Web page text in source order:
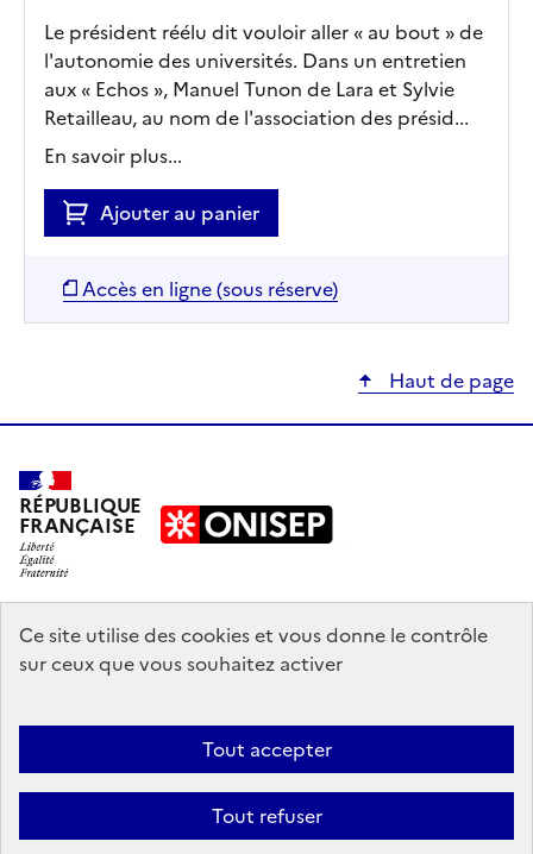
Ce site utilise des cookies et vous donne le contrôle
sur ceux que vous souhaitez activer
Tout accepter
Tout refuser
Le président réélu dit vouloir aller « au bout » de
l'autonomie des universités. Dans un entretien
aux « Echos », Manuel Tunon de Lara et Sylvie
Retailleau, au nom de l'association des présid...
En savoir plus...
Ajouter au panier
Accès en ligne (sous réserve)
Haut de page
RÉPUBLIQUE
FRANÇAISE
education.gouv.fr
enseignementsup-recherche.gouv.fr
Accessibilité : partiellement conforme